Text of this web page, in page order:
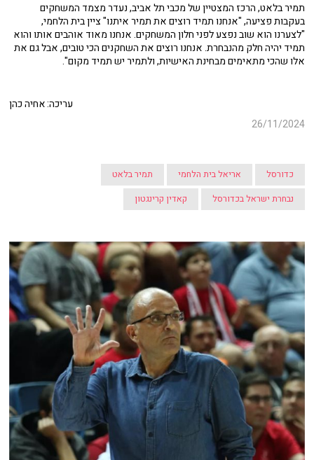
תמיר בלאט, הרכז המצטיין של מכבי תל אביב, נעדר מצמד המשחקים
בעקבות פציעה, "אנחנו תמיד רוצים את תמיר איתנו" ציין בית הלחמי,
"לצערנו הוא שוב נפצע לפני חלון המשחקים. אנחנו מאוד אוהבים אותו והוא
תמיד יהיה חלק מהנבחרת. אנחנו רוצים את השחקנים הכי טובים, אבל גם את
אלו שהכי מתאימים מבחינת האישיות, ולתמיר יש תמיד מקום".
עריכה: אחיה כהן
26/11/2024
כדורסל אריאל בית הלחמי
תמיר בלאט
נבחרת ישראל בכדורסל
קאדין קרינגטון